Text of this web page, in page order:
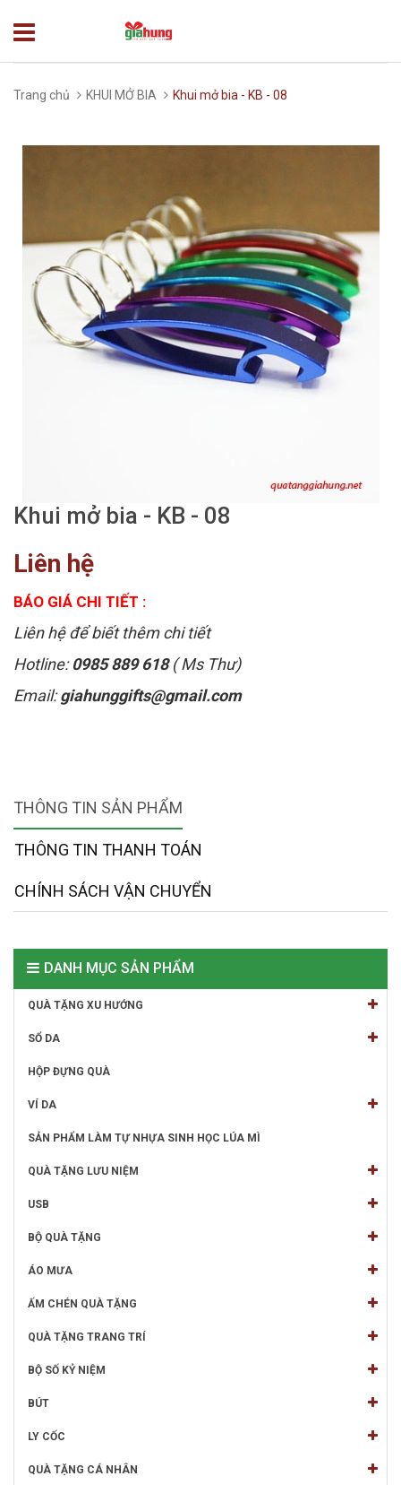
Trang chủ KHUI MỞ BIA Khui mở bia - KB - 08
Khui mở bia - KB - 08
Liên hệ
BÁO GIÁ CHI TIẾT :
Liên hệ để biết thêm chi tiết
Hotline:0985 889 618( Ms Thư)
Email:giahunggifts@gmail.com
THÔNG TIN SẢN PHẨM
THÔNG TIN THANH TOÁN
CHÍNH SÁCH VẬN CHUYỂN
DANH MỤC SẢN PHẨM
QUÀ TẶNG XU HƯỚNG
SỔ DA
HỘP ĐỰNG QUÀ
VÍ DA
SẢN PHẨM LÀM TỰ NHỰA SINH HỌC LÚA MÌ
QUÀ TẶNG LƯU NIỆM
USB
BỘ QUÀ TẶNG
ÁO MƯA
ẤM CHÉN QUÀ TẶNG
QUÀ TẶNG TRANG TRÍ
BỘ SỐ KỶ NIỆM
BÚT
LY CỐC
QUÀ TẶNG CÁ NHÂN